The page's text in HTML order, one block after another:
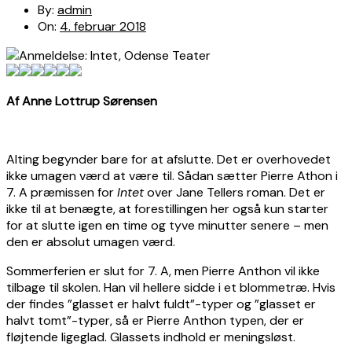
By: admin
On: 4. februar 2018
Af Anne Lottrup Sørensen
Alting begynder bare for at afslutte. Det er overhovedet
ikke umagen værd at være til. Sådan sætter Pierre Athon i
7. A præmissen forIntetover Jane Tellers roman. Det er
ikke til at benægte, at forestillingen her også kun starter
for at slutte igen en time og tyve minutter senere – men
den er absolut umagen værd.
Sommerferien er slut for 7. A, men Pierre Anthon vil ikke
tilbage til skolen. Han vil hellere sidde i et blommetræ. Hvis
der findes ”glasset er halvt fuldt”-typer og ”glasset er
halvt tomt”-typer, så er Pierre Anthon typen, der er
fløjtende ligeglad. Glassets indhold er meningsløst.